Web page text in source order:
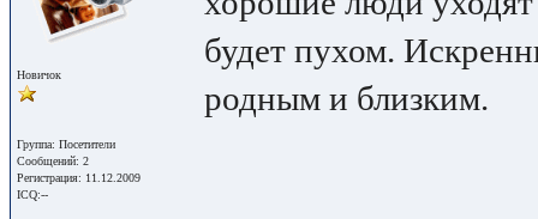
Новичок
Группа: Посетители
Сообщений: 2
Регистрация: 11.12.2009
ICQ:--
будет пухом.
родным и близким.